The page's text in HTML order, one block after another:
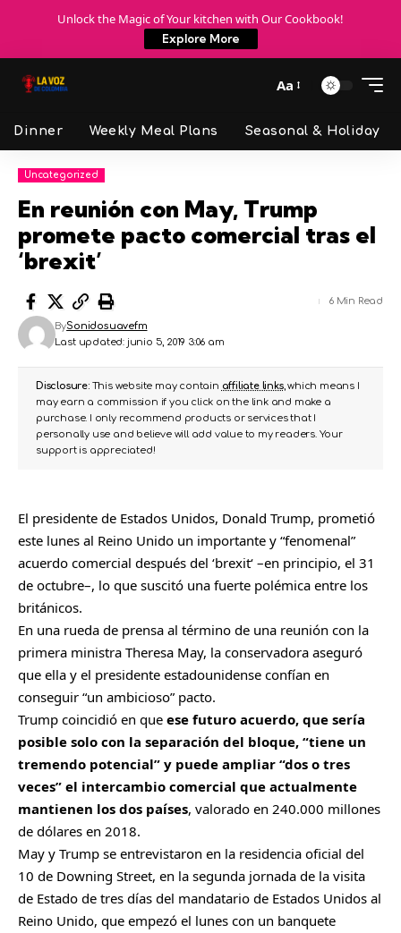
Unlock the Magic of Your kitchen with Our Cookbook!
Explore More
Aa
Dinner Weekly Meal Plans Seasonal & Holiday
Uncategorized
En reunión con May, Trump
promete pacto comercial tras el
‘brexit’
Last updated: junio 5, 2019 3:06 am
BySonidosuavefm
6 Min Read
Disclosure:This website may contain affiliate links, which means I
may earn a commission if you click on the link and make a
purchase. I only recommend products or services that I
personally use and believe will add value to my readers. Your
support is appreciated!
El presidente de Estados Unidos, Donald Trump, prometió
este lunes al Reino Unido un importante y “fenomenal”
acuerdo comercial después del ‘brexit‘ –en principio, el 31
de octubre–, lo que suscitó una fuerte polémica entre los
británicos.
En una rueda de prensa al término de una reunión con la
primera ministra Theresa May, la conservadora aseguró
que ella y el presidente estadounidense confían en
conseguir “un ambicioso” pacto.
Trump coincidió en que ese futuro acuerdo, que sería
posible solo con la separación del bloque, “tiene un
tremendo potencial” y puede ampliar “dos o tres
veces” el intercambio comercial que actualmente
mantienen los dos países, valorado en 240.000 millones
de dólares en 2018.
May y Trump se entrevistaron en la residencia oficial del
10 de Downing Street, en la segunda jornada de la visita
de Estado de tres días del mandatario de Estados Unidos al
Reino Unido, que empezó el lunes con un banquete